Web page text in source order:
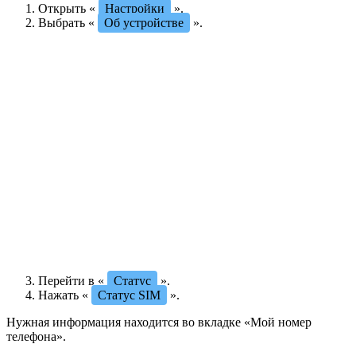
Открыть «
Настройки
».
Выбрать «
Об устройстве ».
Перейти в « Статус
».
Нажать «
Статус SIM
».
Нужная информация находится во вкладке «Мой номер
телефона».